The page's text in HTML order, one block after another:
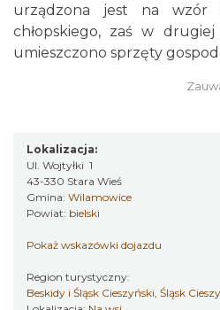
urządzona jest na wzór
chłopskiego, zaś w
umieszczono sprzęty
Lokalizacja:
Ul. Wojtyłki 1
43-330 Stara Wieś
Gmina: Wilamowice
Powiat: bielski
Pokaż wskazówki dojazdu
Region turystyczny:
Beskidy i Śląsk Cieszyński, Śląsk